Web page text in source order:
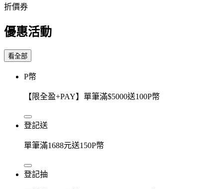
折價券
優惠活動
看全部
P幣
【限全盈+PAY】單筆滿$5000送100P幣
登記送
單筆滿1688元送150P幣
登記抽